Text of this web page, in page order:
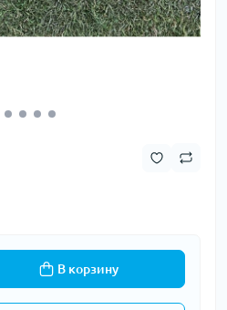
В корзину